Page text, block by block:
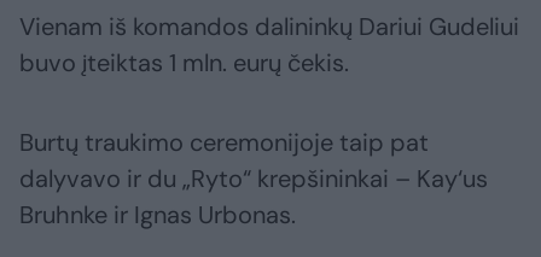
Vienam iš komandos dalininkų Dariui Gudeliui
buvo įteiktas 1 mln. eurų čekis.
Burtų traukimo ceremonijoje taip pat
dalyvavo ir du „Ryto“ krepšininkai – Kay‘us
Bruhnke ir Ignas Urbonas.